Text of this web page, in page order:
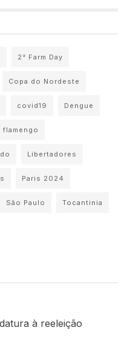
2° Farm Day
Copa do Nordeste
covid19 Dengue
flamengo
Libertadores
Paris 2024
São Paulo Tocantinia
à reeleição